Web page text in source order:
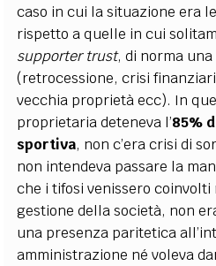
caso in cui la situazione era
rispetto a quelle in cui
supporter trust, di norma
(retrocessione, crisi
vecchia proprietà ecc). In
proprietaria deteneva l’85%
sportiva, non c’era crisi di
non intendeva passare la
che i tifosi venissero
gestione della società, non
una presenza paritetica
amministrazione né voleva